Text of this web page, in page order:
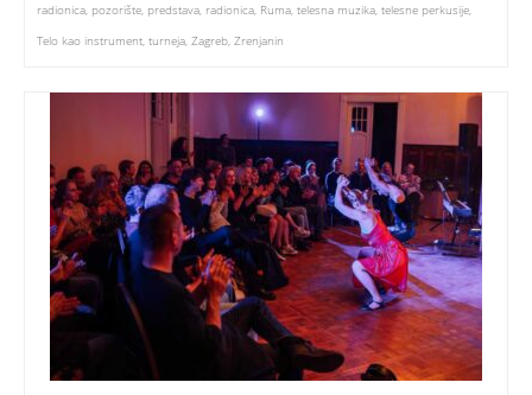
radionica, pozorište, predstava, radionica, Ruma, telesna muzika, telesne perkusije,
Telo kao instrument, turneja, Zagreb, Zrenjanin